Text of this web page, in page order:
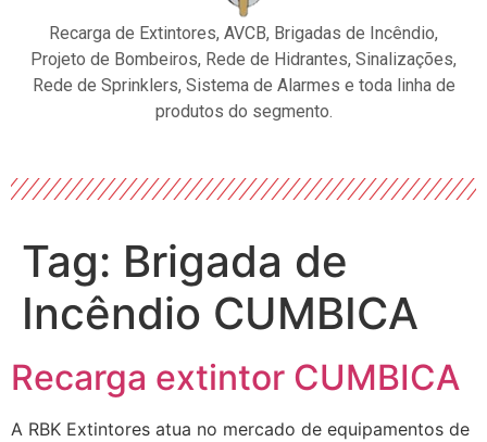
Recarga de Extintores, AVCB, Brigadas de Incêndio,
Projeto de Bombeiros, Rede de Hidrantes, Sinalizações,
Rede de Sprinklers, Sistema de Alarmes e toda linha de
produtos do segmento.
Tag: Brigada de
Incêndio CUMBICA
Recarga extintor CUMBICA
A RBK Extintores atua no mercado de equipamentos de